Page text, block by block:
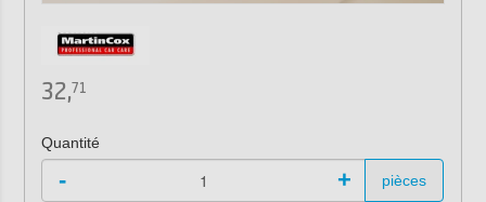
32,71
Quantité
- + pièces